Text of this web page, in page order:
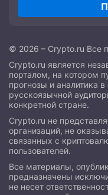
© 2026 – Crypto.ru Все
Crypto.ru является
порталом, на котором
прогнозы и аналитика
русскоязычной
конкретной стране.
Crypto.ru не
организаций, не
связанных с
пользователей.
Все материалы,
предназначены
не несет